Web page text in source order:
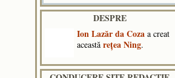
DESPRE
Ion Lazăr da Coza a creat
această reţea Ning.